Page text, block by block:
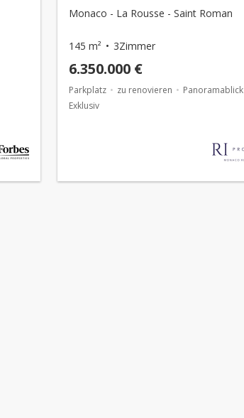
Monaco - La Rousse - Saint Roman
145 m² 3Zimmer
6.350.000 €
Parkplatz zu renovieren Panoramablick
Exklusiv